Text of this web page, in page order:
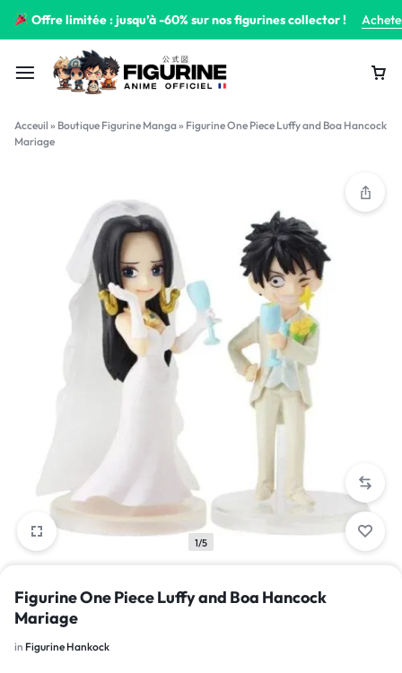
Offre limitée : jusqu’à -60% sur nos figurines collector !
Acceuil » Boutique Figurine Manga» Figurine One Piece Luffy and Boa Hancock
Mariage
1/5
Figurine One Piece Luffy and Boa Hancock
Mariage
in Figurine Hankock